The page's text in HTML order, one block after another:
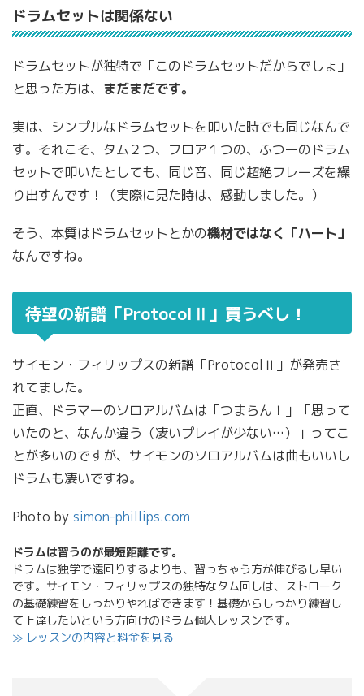
ドラムセットは関係ない
ドラムセットが独特で「このドラムセットだからでしょ」
と思った方は、 まだまだです。
実は、シンプルなドラムセットを叩いた時でも同じなんで
す。それこそ、タム２つ、フロア１つの、ふつーのドラム
セットで叩いたとしても、同じ音、同じ超絶フレーズを繰
り出すんです！（実際に見た時は、感動しました。）
そう、本質はドラムセットとかの機材ではなく「ハート」
なんですね。
待望の新譜「ProtocolⅡ」買うべし！
サイモン・フィリップスの新譜「ProtocolⅡ」が発売さ
れてました。
正直、ドラマーのソロアルバムは「つまらん！」「思って
いたのと、なんか違う（凄いプレイが少ない…）」ってこ
とが多いのですが、サイモンのソロアルバムは曲もいいし
ドラムも凄いですね。
Photo by simon-phillips.com
ドラムは習うのが最短距離です。
ドラムは独学で遠回りするよりも、習っちゃう方が伸びるし早い
です。サイモン・フィリップスの独特なタム回しは、ストローク
の基礎練習をしっかりやればできます！基礎からしっかり練習し
て上達したいという方向けのドラム個人レッスンです。
≫ レッスンの内容と料金を見る